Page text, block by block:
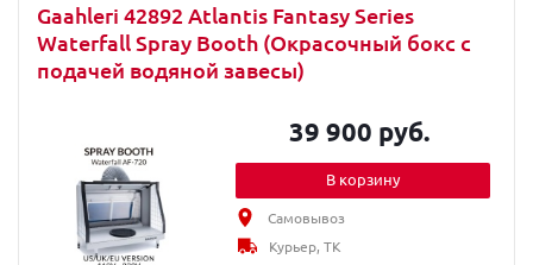
Gaahleri 42892 Atlantis Fantasy Series
Waterfall Spray Booth (Окрасочный бокс с
подачей водяной завесы)
39 900 руб.
В корзину
Самовывоз
Курьер, ТК